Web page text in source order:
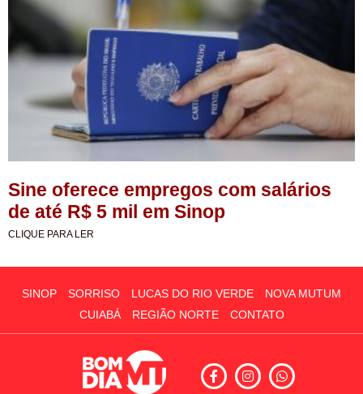
Sine oferece empregos com salários
de até R$ 5 mil em Sinop
CLIQUE PARA LER
SINOP SORRISO LUCAS DO RIO VERDE
NOVA MUTUM
CUIABÁ
REGIÃO NORTE CONTATO